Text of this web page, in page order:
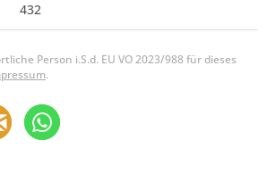
432
Person i.S.d. EU VO 2023/988 für dieses
.